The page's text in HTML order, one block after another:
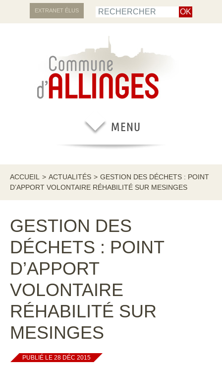
EXTRANET ÉLUS
ACCUEIL > ACTUALITÉS > GESTION DES DÉCHETS : POINT
D’APPORT VOLONTAIRE RÉHABILITÉ SUR MESINGES
GESTION DES
DÉCHETS : POINT
D’APPORT
VOLONTAIRE
RÉHABILITÉ SUR
MESINGES
PUBLIÉ LE 28 DÉC 2015